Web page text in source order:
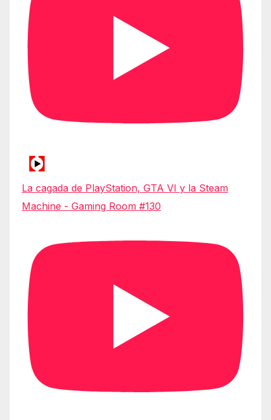
La cagada de PlayStation, GTA VI y la Steam
Machine - Gaming Room #130